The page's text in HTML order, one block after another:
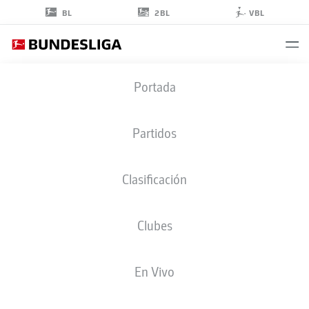
BL 2BL VBL
Portada
Partidos
Clasificación
Clubes
En Vivo